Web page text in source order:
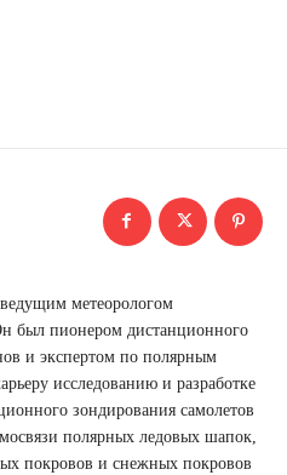
метеорологом
был пионером дистанционного
и экспертом по полярным
исследованию и разработке
зондирования самолетов
полярных ледовых шапок,
покровов и снежных покровов